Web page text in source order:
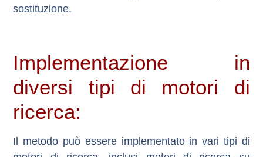
sostituzione.
Implementazione in
diversi tipi di motori di
ricerca:
Il metodo può essere implementato in vari tipi di